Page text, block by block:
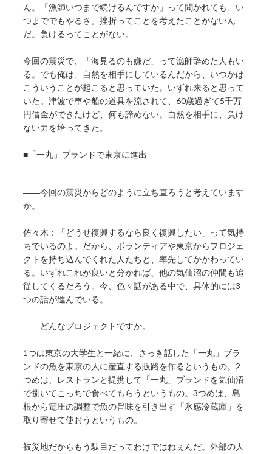
ん。「漁師いつまで続けるんですか」って聞かれても、い
つまででもやるさ。挫折ってことを考えたことがないん
だ。負けるってことがない。
今回の震災で、「海見るのも嫌だ」って漁師辞めた人もい
る。でも俺は、自然を相手にしているんだから、いつかは
こういうことが起こると思っていた。いずれ来ると思って
いた。津波で車や船の道具を流されて、60歳過ぎて5千万
円借金ができたけど、何も諦めない。自然を相手に、負け
ない力を培ってきた。
■「一丸」ブランドで東京に進出
――今回の震災からどのように立ち直ろうと考えています
か。
佐々木：「どうせ復興するなら良く復興したい」って気持
ちでいるのよ。だから、ボランティアや東京からプロジェ
クトを持ち込んでくれた人たちと、率先してかかわってい
る。いずれこれが良いと分かれば、他の気仙沼の仲間も追
従してくるだろう。今、色々話がある中で、具体的には3
つの話が進んでいる。
――どんなプロジェクトですか。
1つは東京の大学生と一緒に、さっき話した「一丸」ブラ
ンドの魚を東京の人に産直する販路を作るというもの。2
つめは、レストランと提携して「一丸」ブランドを気仙沼
で捌いてこっちで食べてもらうというもの。3つめは、島
根から電圧の調整で魚の旨味を引き出す「氷感冷蔵庫」を
取り寄せて使おうというもの。
被災地だからもう駄目だってわけではねぇんだ。外部の人